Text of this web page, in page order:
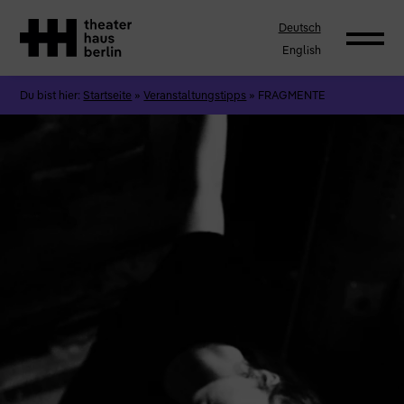
Deutsch
English
Du bist hier: Startseite »Veranstaltungstipps » FRAGMENTE